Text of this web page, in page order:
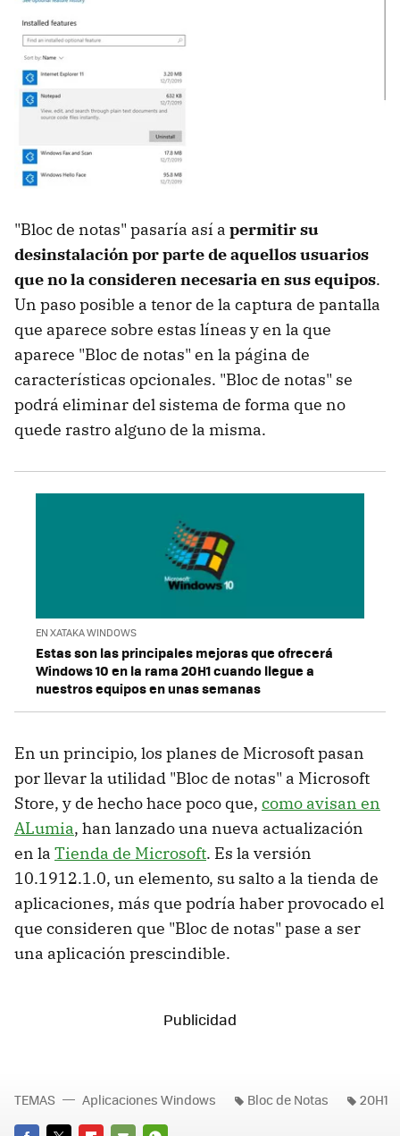
"Bloc de notas" pasaría así a permitir su
desinstalación por parte de aquellos usuarios
que no la consideren necesaria en sus equipos.
Un paso posible a tenor de la captura de pantalla
que aparece sobre estas líneas y en la que
aparece "Bloc de notas" en la página de
características opcionales. "Bloc de notas" se
podrá eliminar del sistema de forma que no
quede rastro alguno de la misma.
EN XATAKA WINDOWS
Estas son las principales mejoras que ofrecerá
Windows 10 en la rama 20H1 cuando llegue a
nuestros equipos en unas semanas
En un principio, los planes de Microsoft pasan
por llevar la utilidad "Bloc de notas" a Microsoft
Store, y de hecho hace poco que, como avisan en
ALumia, han lanzado una nueva actualización
en la Tienda de Microsoft. Es la versión
10.1912.1.0, un elemento, su salto a la tienda de
aplicaciones, más que podría haber provocado el
que consideren que "Bloc de notas" pase a ser
una aplicación prescindible.
TEMAS Aplicaciones Windows Bloc de Notas 20H1